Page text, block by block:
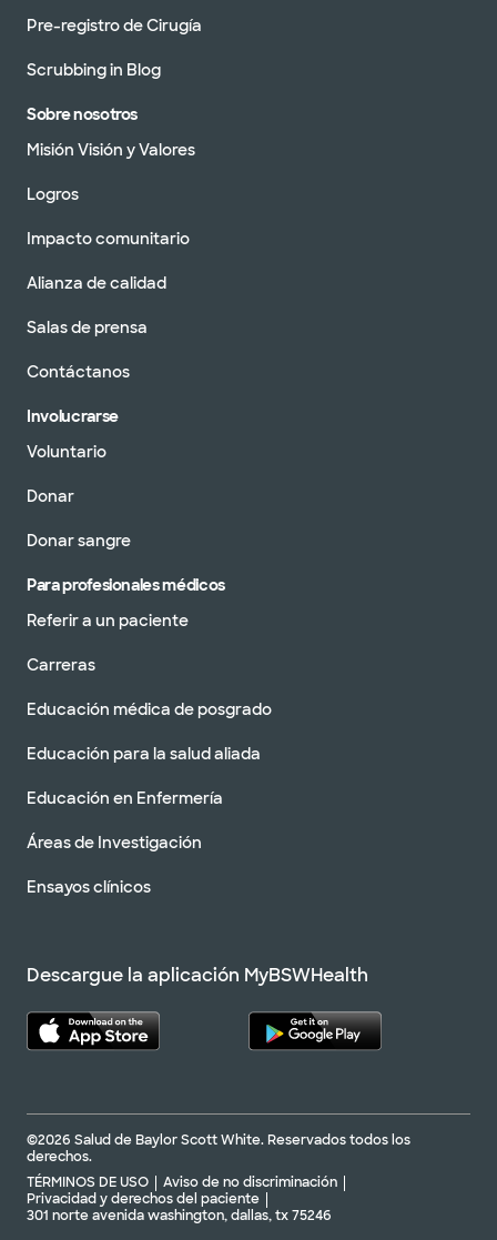
Pre-registro de Cirugía
Scrubbing in Blog
Sobre nosotros
Misión Visión y Valores
Logros
Impacto comunitario
Alianza de calidad
Salas de prensa
Contáctanos
Involucrarse
Voluntario
Donar
Donar sangre
Para profesionales médicos
Referir a un paciente
Carreras
Educación médica de posgrado
Educación para la salud aliada
Educación en Enfermería
Áreas de Investigación
Ensayos clínicos
Descargue la aplicación MyBSWHealth
©2026 Salud de Baylor Scott White. Reservados todos los
derechos.
TÉRMINOS DE USO
Aviso de no discriminación
Privacidad y derechos del paciente
301 norte avenida washington, dallas, tx 75246